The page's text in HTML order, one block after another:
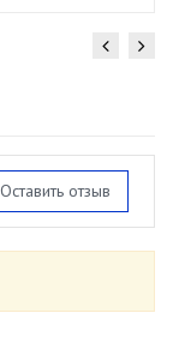
Оставить отзыв